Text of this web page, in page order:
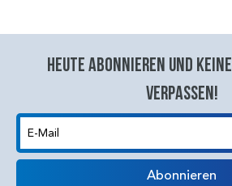
Heute abonnieren und
verpassen!
E-Mail
Abonnieren